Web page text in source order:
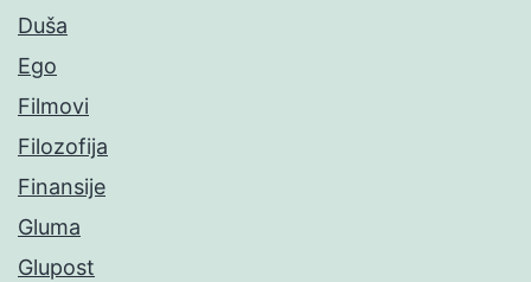
Duša
Ego
Filmovi
Filozofija
Finansije
Gluma
Glupost